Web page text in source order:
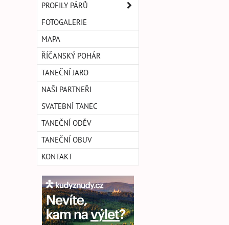
PROFILY PÁRŮ
FOTOGALERIE
MAPA
ŘÍČANSKÝ POHÁR
TANEČNÍ JARO
NAŠI PARTNEŘI
SVATEBNÍ TANEC
TANEČNÍ ODĚV
TANEČNÍ OBUV
KONTAKT